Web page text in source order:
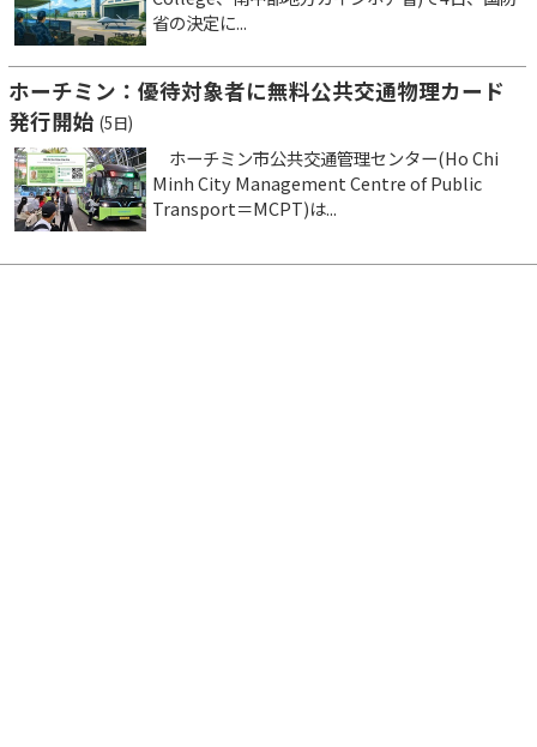
省の決定に...
ホーチミン：優待対象者に無料公共交通物理カード
発行開始 (5日)
ホーチミン市公共交通管理センター(Ho Chi
Minh City Management Centre of Public
Transport＝MCPT)は...